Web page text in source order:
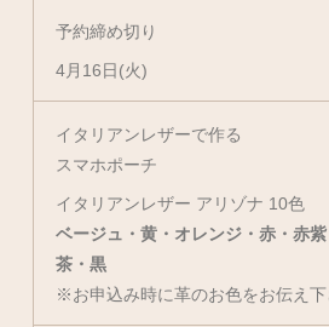
予約締め切り
4月16日(火)
イタリアンレザーで作る
スマホポーチ
イタリアンレザー アリゾナ 10色
ベージュ・黄・オレンジ・赤・赤
茶・黒
※お申込み時に革のお色をお伝え下